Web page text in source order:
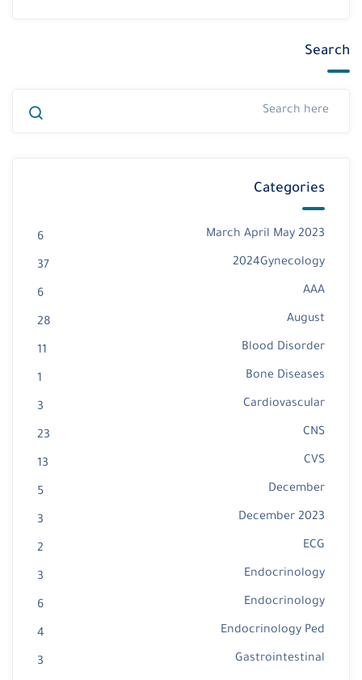
Search
Categories
2023 March April May
6
2024Gynecology
37
AAA
6
August
28
Blood Disorder
11
Bone Diseases
1
Cardiovascular
3
CNS
23
CVS
13
December
5
December 2023
3
ECG
2
Endocrinology
3
Endocrinology
6
Endocrinology Ped
4
Gastrointestinal
3